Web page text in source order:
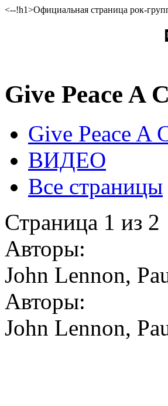
<--!h1>Официальная страница рок-
Give Peace A
Give Peace A
ВИДЕО
Все страницы
Страница 1 из 2
Авторы:
John Lennon,
Авторы:
John Lennon,